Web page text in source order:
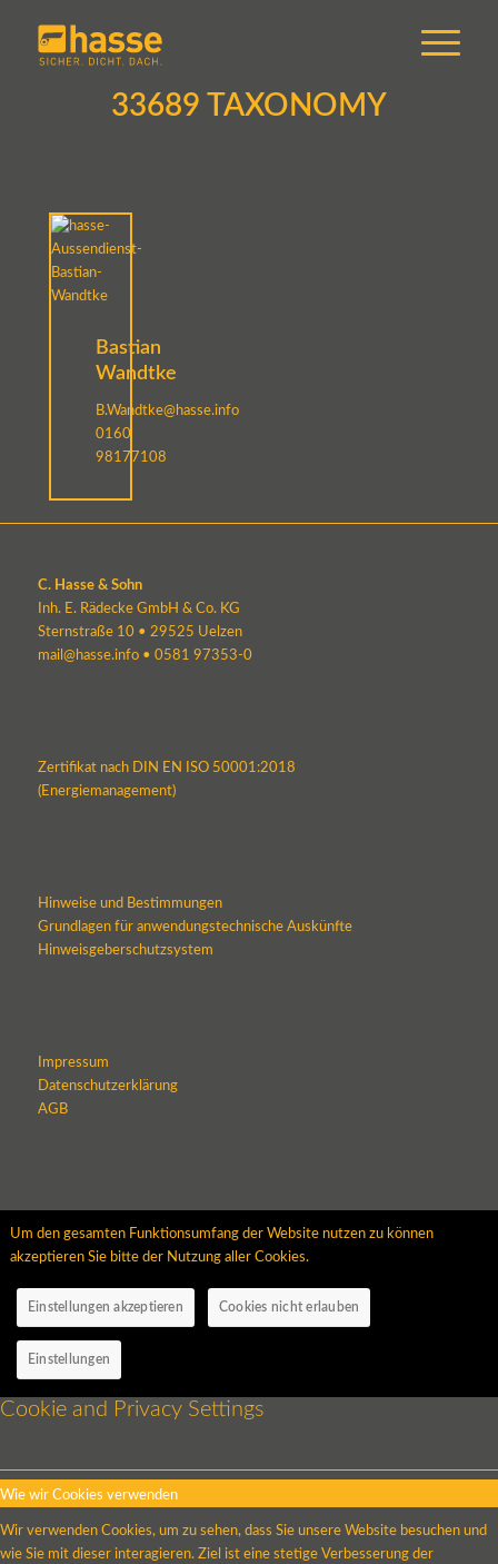
33689 TAXONOMY
Bastian
Wandtke
B.Wandtke@hasse.info
0160
98177108
C. Hasse & Sohn
Inh. E. Rädecke GmbH & Co. KG
Sternstraße 10 • 29525 Uelzen
mail@hasse.info• 0581 97353-0
Zertifikat nach DIN EN ISO 50001:2018
(Energiemanagement)
Hinweise und Bestimmungen
Grundlagen für anwendungstechnische Auskünfte
Hinweisgeberschutzsystem
Impressum
Datenschutzerklärung
AGB
Um den gesamten Funktionsumfang der Website nutzen zu können
akzeptieren Sie bitte der Nutzung aller Cookies.
Einstellungen akzeptieren Cookies nicht erlauben
Einstellungen
Cookie and Privacy Settings
Wie wir Cookies verwenden
Wir verwenden Cookies, um zu sehen, dass Sie unsere Website besuchen und
wie Sie mit dieser interagieren. Ziel ist eine stetige Verbesserung der